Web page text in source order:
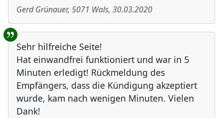
Gerd Grünauer, 5071 Wals, 30.03.2020
Sehr hilfreiche Seite!
Hat einwandfrei funktioniert und war in 5
Minuten erledigt! Rückmeldung des
Empfängers, dass die Kündigung akzeptiert
wurde, kam nach wenigen Minuten. Vielen
Dank!